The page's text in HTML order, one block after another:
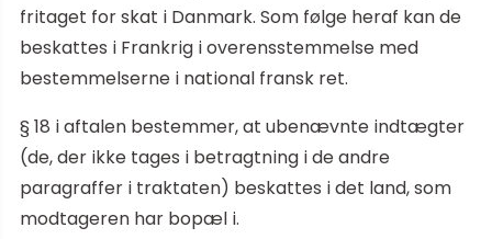
fritaget for skat i Danmark. Som følge heraf kan de
beskattes i Frankrig i overensstemmelse med
bestemmelserne i national fransk ret.
§ 18 i aftalen bestemmer, at ubenævnte indtægter
(de, der ikke tages i betragtning i de andre
paragraffer i traktaten) beskattes i det land, som
modtageren har bopæl i.